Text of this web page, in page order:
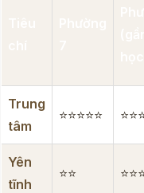
Trung
tâm
⭐⭐⭐⭐⭐
Yên
tĩnh
⭐⭐